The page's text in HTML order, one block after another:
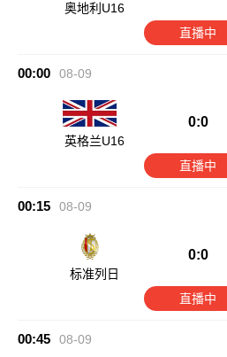
奥地利U16
直播中
00:00 08-09
英格兰U16
0:0
直播中
00:15 08-09
标准列日
0:0
直播中
00:45 08-09